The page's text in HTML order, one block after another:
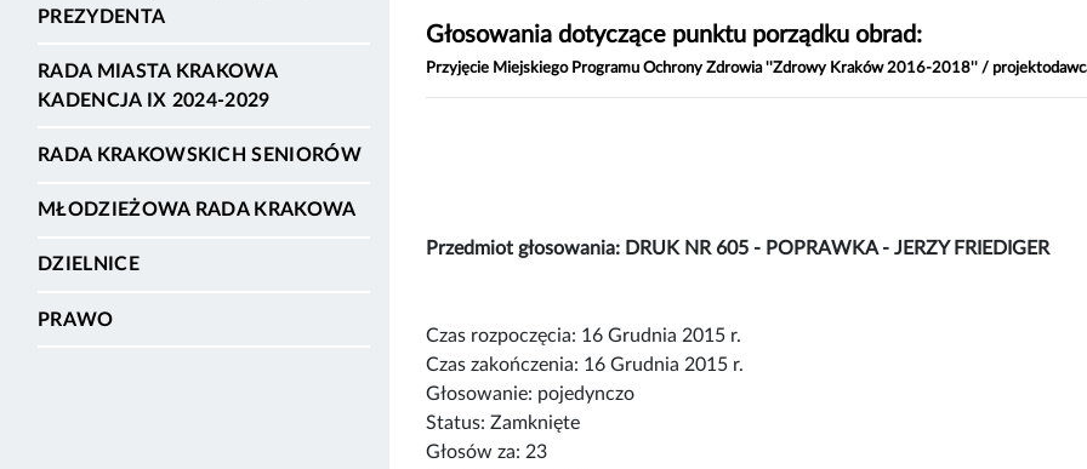
PREZYDENTA
RADA MIASTA KRAKOWA
KADENCJA IX 2024-2029
RADA KRAKOWSKICH SENIORÓW
MŁODZIEŻOWA RADA KRAKOWA
DZIELNICE
PRAWO
Głosowania dotyczące punktu porządku obrad:
Przyjęcie Miejskiego Programu Ochrony Zdrowia ''Zdrowy Kraków 2016-2018'' /
Przedmiot głosowania: DRUK NR 605 - POPRAWKA - JERZY FRIEDIGER
Czas rozpoczęcia: 16 Grudnia 2015 r.
Czas zakończenia: 16 Grudnia 2015 r.
Głosowanie: pojedynczo
Status: Zamknięte
Głosów za: 23